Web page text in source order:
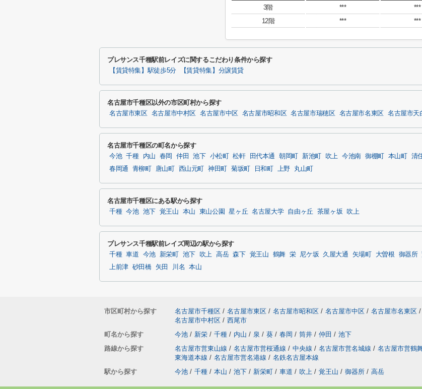
3階
*** ***
12階
*** ***
プレサンス千種駅前レイズに関するこだわり条件から探す
【賃貸特集】駅徒歩5分 【賃貸特集】分譲賃貸
名古屋市千種区以外の市区町村から探す
名古屋市東区 名古屋市中村区 名古屋市中区 名古屋市昭和区 名古屋市瑞穂区 名古屋市名東区 名古屋市天
名古屋市千種区の町名から探す
今池 千種 内山 春岡 仲田 池下 小松町 松軒 田代本通 朝岡町 新池町 吹上 今池南 御棚町 本山町 清
春岡通
青柳町 唐山町 西山元町 神田町 菊坂町 日和町 上野 丸山町
名古屋市千種区にある駅から探す
千種 今池 池下 覚王山 本山 東山公園 星ヶ丘 名古屋大学 自由ヶ丘 茶屋ヶ坂 吹上
プレサンス千種駅前レイズ周辺の駅から探す
千種 車道 今池 新栄町 池下 吹上 高岳 森下 覚王山 鶴舞 栄 尼ケ坂 久屋大通 矢場町 大曽根 御器所
上前津 砂田橋 矢田 川名 本山
市区町村から探す 名古屋市千種区 / 名古屋市東区 / 名古屋市昭和区 / 名古屋市中区 / 名古屋市名東区 /
名古屋市中村区 / 西尾市
町名から探す
今池 / 新栄 / 千種 / 内山 / 泉 / 葵 / 春岡 / 筒井 / 仲田 / 池下
路線から探す
名古屋市営東山線 / 名古屋市営桜通線 / 中央線 / 名古屋市営名城線 / 名古屋市営鶴
東海道本線 / 名古屋市営名港線 / 名鉄名古屋本線
駅から探す
今池 / 千種 / 本山 / 池下 / 新栄町 / 車道 / 吹上 / 覚王山 / 御器所 / 高岳